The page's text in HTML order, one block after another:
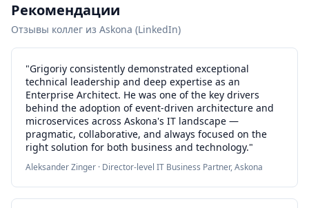
Рекомендации
Отзывы коллег из Askona (LinkedIn)
"Grigoriy consistently demonstrated exceptional
technical leadership and deep expertise as an
Enterprise Architect. He was one of the key drivers
behind the adoption of event-driven architecture and
microservices across Askona's IT landscape —
pragmatic, collaborative, and always focused on the
right solution for both business and technology."
Aleksander Zinger · Director-level IT Business Partner, Askona